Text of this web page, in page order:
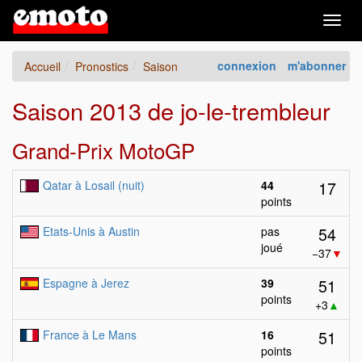
connexion m'abonner
Accueil Pronostics Saison
Saison 2013 de jo-le-trembleur
Grand-Prix MotoGP
Qatar à Losail (nuit)
44
points
17
Etats-Unis à Austin
pas
joué
54
−37▼
Espagne à Jerez
39
points
51
+3 ▲
France à Le Mans
16
points
51